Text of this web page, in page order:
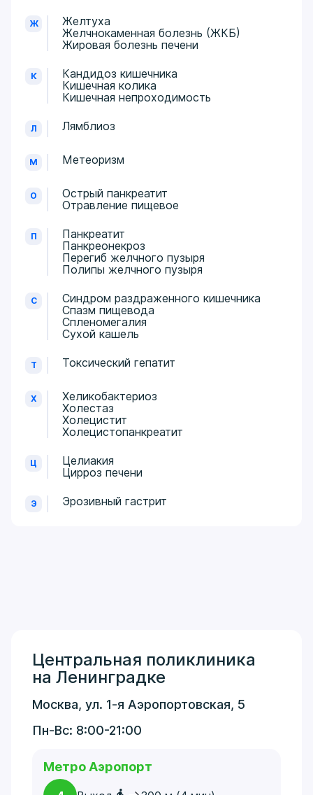
Ж
Желтуха
Желчнокаменная болезнь (ЖКБ)
Жировая болезнь печени
К
Кандидоз кишечника
Кишечная колика​
Кишечная непроходимость
Л Лямблиоз
М Метеоризм
О
Острый панкреатит
Отравление пищевое
П
Панкреатит
Панкреонекроз
Перегиб желчного пузыря
Полипы желчного пузыря
С
Синдром раздраженного кишечника
Спазм пищевода
Спленомегалия
Сухой кашель
Т Токсический гепатит
Х
Хеликобактериоз
Холестаз
Холецистит
Холецистопанкреатит
Ц
Целиакия
Цирроз печени
Э Эрозивный гастрит
Центральная поликлиника
на Ленинградке
Москва, ул. 1-я Аэропортовская, 5
Пн-Вс: 8:00-21:00
Метро Аэропорт